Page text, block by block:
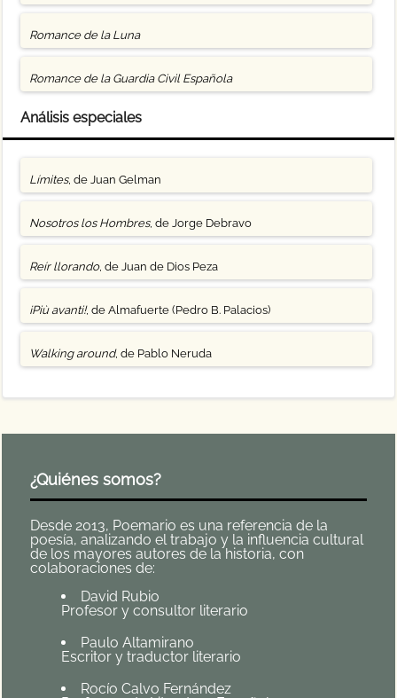
Romance de la Luna
Romance de la Guardia Civil Española
Análisis especiales
Límites, de Juan Gelman
Nosotros los Hombres, de Jorge Debravo
Reír llorando, de Juan de Dios Peza
¡Più avanti!, de Almafuerte (Pedro B. Palacios)
Walking around, de Pablo Neruda
¿Quiénes somos?
Desde 2013, Poemario es una referencia de la
poesía, analizando el trabajo y la influencia cultural
de los mayores autores de la historia, con
colaboraciones de:
David Rubio
Profesor y consultor literario
Paulo Altamirano
Escritor y traductor literario
Rocío Calvo Fernández